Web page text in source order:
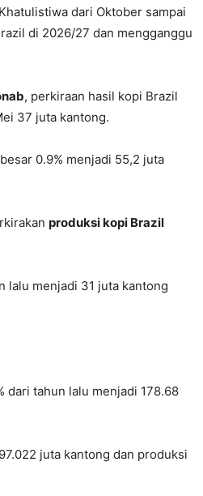
dari Oktober sampai
di 2026/27 dan mengganggu
, perkiraan hasil kopi Brazil
37 juta kantong.
0.9% menjadi 55,2 juta
produksi kopi Brazil
lalu menjadi 31 juta kantong
dari tahun lalu menjadi 178.68
juta kantong dan produksi